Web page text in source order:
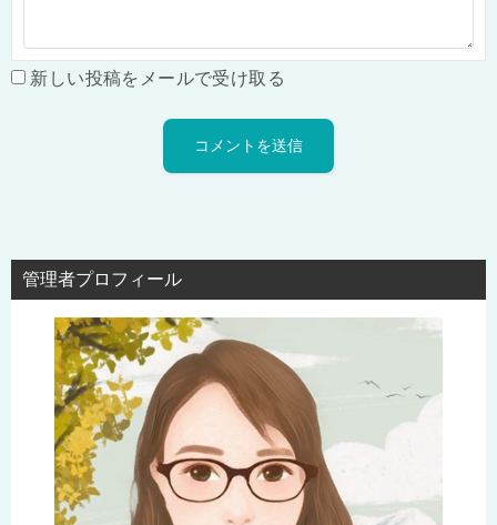
新しい投稿をメールで受け取る
管理者プロフィール